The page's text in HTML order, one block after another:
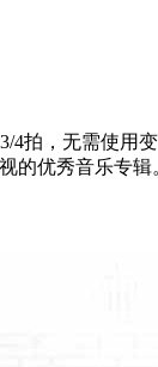
拍，无需使用变
的优秀音乐